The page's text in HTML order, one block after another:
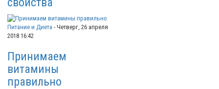
Питание и Диета - Четверг, 26 апреля
2018 16:42
Принимаем
витамины
правильно